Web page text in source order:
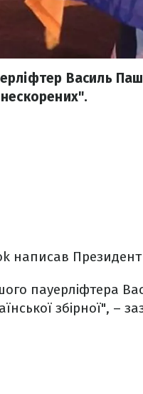
Василь
написав
пауерліфтера
збірної", –